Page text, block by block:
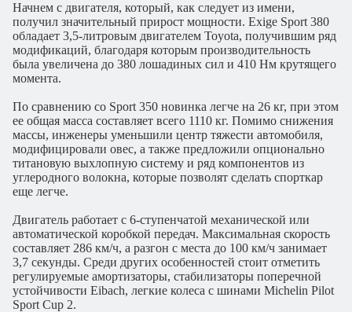
Начнем с двигателя, который, как следует из имени,
получил значительный прирост мощности. Exige Sport 380
обладает 3,5-литровым двигателем Toyota, получившим ряд
модификаций, благодаря которым производительность
была увеличена до 380 лошадиных сил и 410 Нм крутящего
момента.
По сравнению со Sport 350 новинка легче на 26 кг, при этом
ее общая масса составляет всего 1110 кг. Помимо снижения
массы, инженеры уменьшили центр тяжести автомобиля,
модифицировали овес, а также предложили опционально
титановую выхлопную систему и ряд компонентов из
углеродного волокна, которые позволят сделать спорткар
еще легче.
Двигатель работает с 6-ступенчатой механической или
автоматической коробкой передач. Максимальная скорость
составляет 286 км/ч, а разгон с места до 100 км/ч занимает
3,7 секунды. Среди других особенностей стоит отметить
регулируемые амортизаторы, стабилизаторы поперечной
устойчивости Eibach, легкие колеса с шинами Michelin Pilot
Sport Cup 2.